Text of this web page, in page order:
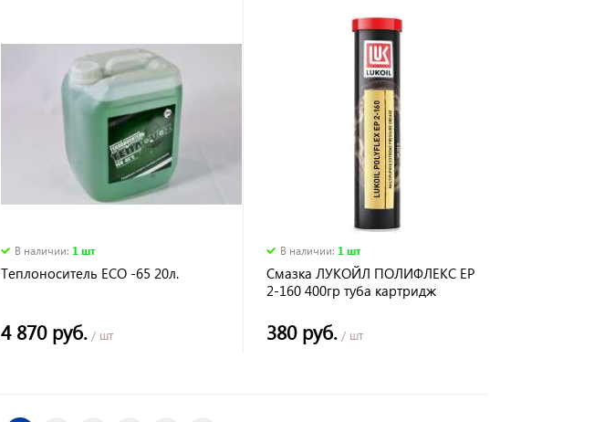
В наличии: 1 шт
Теплоноситель ECO -65 20л.
4 870 руб./ шт
В наличии: 1 шт
Смазка ЛУКОЙЛ ПОЛИФЛЕКС ЕР
2-160 400гр туба картридж
380 руб. / шт